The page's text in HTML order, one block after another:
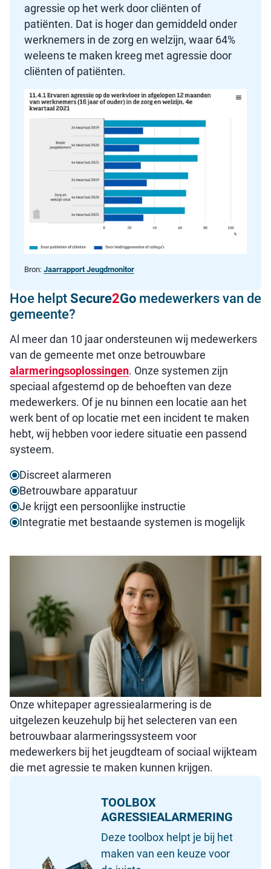
agressie op het werk door cliënten of
patiënten. Dat is hoger dan gemiddeld onder
werknemers in de zorg en welzijn, waar 64%
weleens te maken kreeg met agressie door
cliënten of patiënten.
Bron: Jaarrapport Jeugdmonitor
Hoe helptSecure2Go medewerkers van de
gemeente?
Al meer dan 10 jaar ondersteunen wij medewerkers
van de gemeente met onze betrouwbare
alarmeringsoplossingen. Onze systemen zijn
speciaal afgestemd op de behoeften van deze
medewerkers. Of je nu binnen een locatie aan het
werk bent of op locatie met een incident te maken
hebt, wij hebben voor iedere situatie een passend
systeem.
Discreet alarmeren
Betrouwbare apparatuur
Je krijgt een persoonlijke instructie
Integratie met bestaande systemen is mogelijk
Onze whitepaper agressiealarmering is de
uitgelezen keuzehulp bij het selecteren van een
betrouwbaar alarmeringssysteem voor
medewerkers bij het jeugdteam of sociaal wijkteam
die met agressie te maken kunnen krijgen.
TOOLBOX
AGRESSIEALARMERING
Deze toolbox helpt je bij het
maken van een keuze voor